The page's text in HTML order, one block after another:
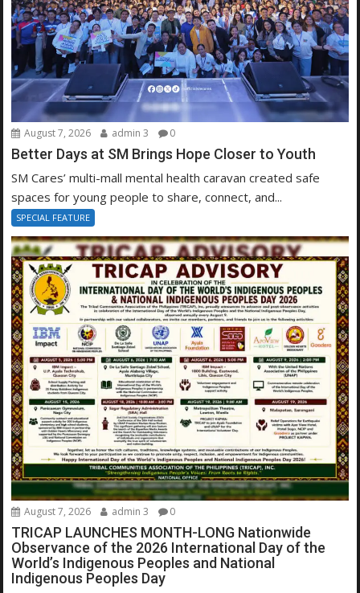
August 7, 2026 admin 3 0
Better Days at SM Brings Hope Closer to Youth
SM Cares’ multi-mall mental health caravan created safe
spaces for young people to share, connect, and...
SPECIAL FEATURE
August 7, 2026 admin 3 0
TRICAP LAUNCHES MONTH-LONG Nationwide
Observance of the 2026 International Day of the
World’s Indigenous Peoples and National
Indigenous Peoples Day